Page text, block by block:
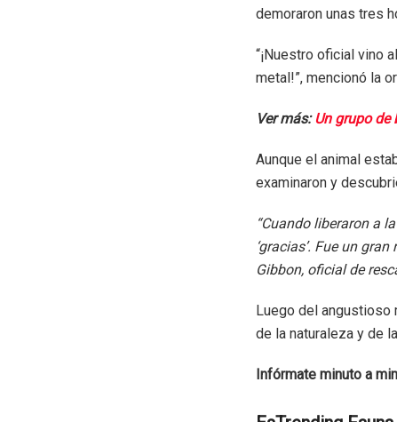
demoraron unas tres
“¡Nuestro oficial vino
metal!”, mencionó la
Ver más: Un grupo
Aunque el animal
examinaron y
“Cuando liberaron a
‘gracias’. Fue un
Gibbon, oficial de
Luego del angustioso
de la naturaleza y de
Infórmate minuto a